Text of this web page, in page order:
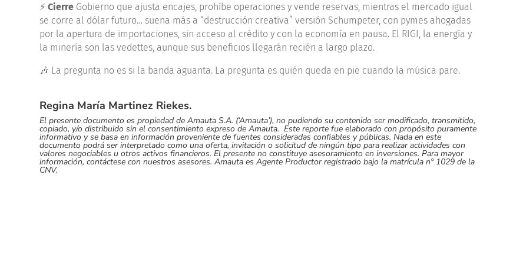
⚡Cierre Gobierno que ajusta encajes, prohíbe operaciones y vende reservas, mientras el mercado igual
se corre al dólar futuro… suena más a “destrucción creativa” versión Schumpeter, con pymes ahogadas
por la apertura de importaciones, sin acceso al crédito y con la economía en pausa. El RIGI, la energía y
la minería son las vedettes, aunque sus beneficios llegarán recién a largo plazo.
🎶 La pregunta no es si la banda aguanta. La pregunta es quién queda en pie cuando la música pare.
Regina María Martinez Riekes.
El presente documento es propiedad de Amauta S.A. (‘Amauta’), no pudiendo su contenido ser modificado, transmitido,
copiado, y/o distribuido sin el consentimiento expreso de Amauta. Este reporte fue elaborado con propósito puramente
informativo y se basa en información proveniente de fuentes consideradas confiables y públicas. Nada en este
documento podrá ser interpretado como una oferta, invitación o solicitud de ningún tipo para realizar actividades con
valores negociables u otros activos financieros. El presente no constituye asesoramiento en inversiones. Para mayor
información, contáctese con nuestros asesores. Amauta es Agente Productor registrado bajo la matrícula n° 1029 de la
CNV.